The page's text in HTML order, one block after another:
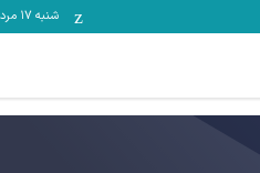
شنبه ۱۷ مرداد